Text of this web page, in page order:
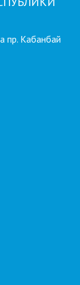
пр. Кабанбай